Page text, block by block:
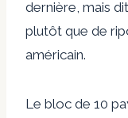
dernière, mais
plutôt que de
américain.
Le bloc de 10